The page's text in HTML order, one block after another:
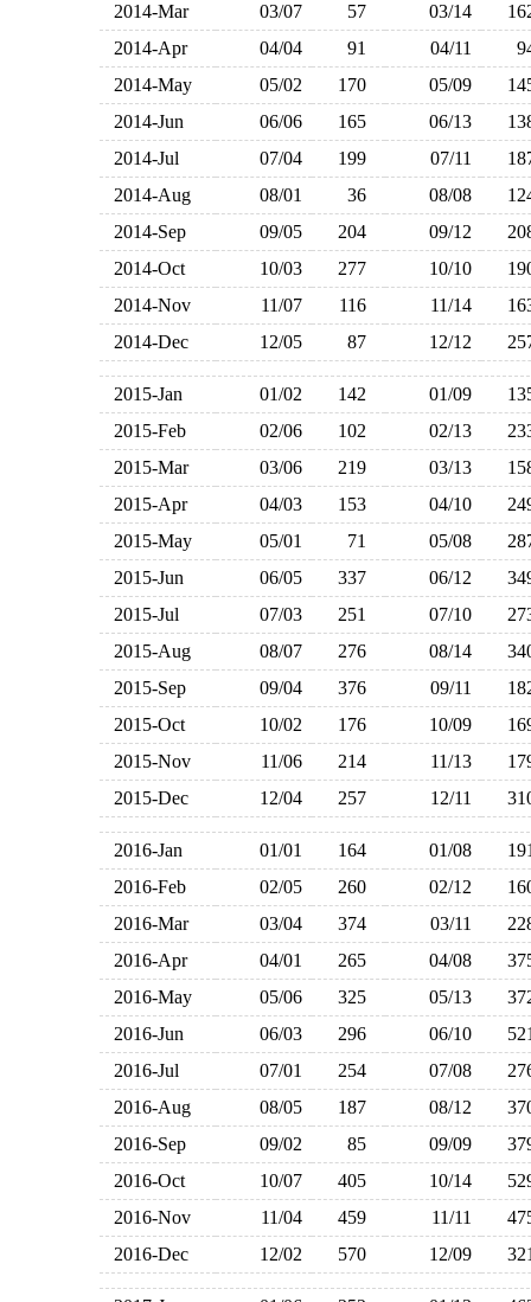
2014-Mar
03/07 57 03/14
2014-Apr
04/04 91 04/11
2014-May
05/02 170 05/09
2014-Jun
06/06 165 06/13
2014-Jul
07/04 199 07/11
2014-Aug
08/01 36 08/08
2014-Sep
09/05 204 09/12
2014-Oct
10/03 277 10/10
2014-Nov
11/07 116 11/14
2014-Dec
12/05 87 12/12
2015-Jan 01/02 142 01/09
2015-Feb
02/06 102 02/13
2015-Mar
03/06 219 03/13
2015-Apr
04/03 153 04/10
2015-May
05/01 71 05/08
2015-Jun
06/05 337 06/12
2015-Jul
07/03 251 07/10
2015-Aug
08/07 276 08/14
2015-Sep
09/04 376 09/11
2015-Oct
10/02 176 10/09
2015-Nov
11/06 214 11/13
2015-Dec
12/04 257 12/11
2016-Jan 01/01 164 01/08
2016-Feb
02/05 260 02/12
2016-Mar
03/04 374 03/11
2016-Apr
04/01 265 04/08
2016-May
05/06 325 05/13
2016-Jun
06/03 296 06/10
2016-Jul
07/01 254 07/08
2016-Aug
08/05 187 08/12
2016-Sep
09/02 85 09/09
2016-Oct
10/07 405 10/14
2016-Nov
11/04 459 11/11
2016-Dec
12/02 570 12/09